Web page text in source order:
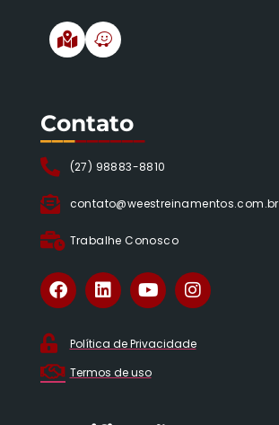
Contato
(27) 98883-8810
contato@weestreinamentos.com.br
Trabalhe Conosco
_________
Política de Privacidade
Termos de uso